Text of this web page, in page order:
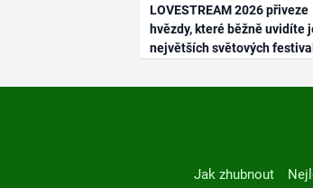
LOVESTREAM 2026 přiveze
hvězdy, které běžně uvidíte
největších světových
Jak zhubnout